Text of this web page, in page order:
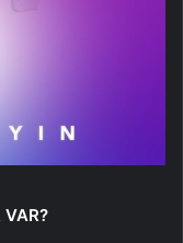
VAR?